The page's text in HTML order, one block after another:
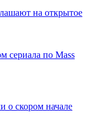
на открытое
сериала по Mass
о скором начале